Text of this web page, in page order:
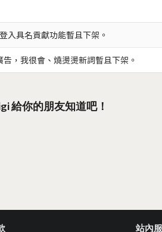
入具名貢獻功能暫且下架。
，我很會、燒燙燙新詞暫且下架。
給你的朋友知道吧！
站內